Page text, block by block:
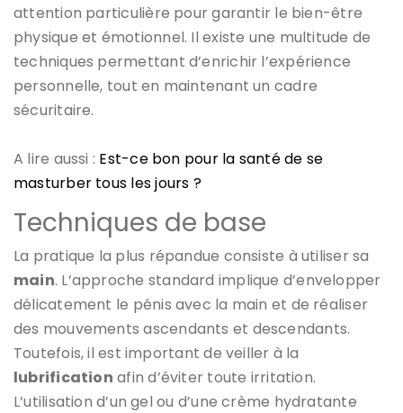
attention particulière pour garantir le bien-être
physique et émotionnel. Il existe une multitude de
techniques permettant d’enrichir l’expérience
personnelle, tout en maintenant un cadre
sécuritaire.
A lire aussi : Est-ce bon pour la santé de se
masturber tous les jours ?
Techniques de base
La pratique la plus répandue consiste à utiliser sa
main. L’approche standard implique d’envelopper
délicatement le pénis avec la main et de réaliser
des mouvements ascendants et descendants.
Toutefois, il est important de veiller à la
lubrification afin d’éviter toute irritation.
L’utilisation d’un gel ou d’une crème hydratante